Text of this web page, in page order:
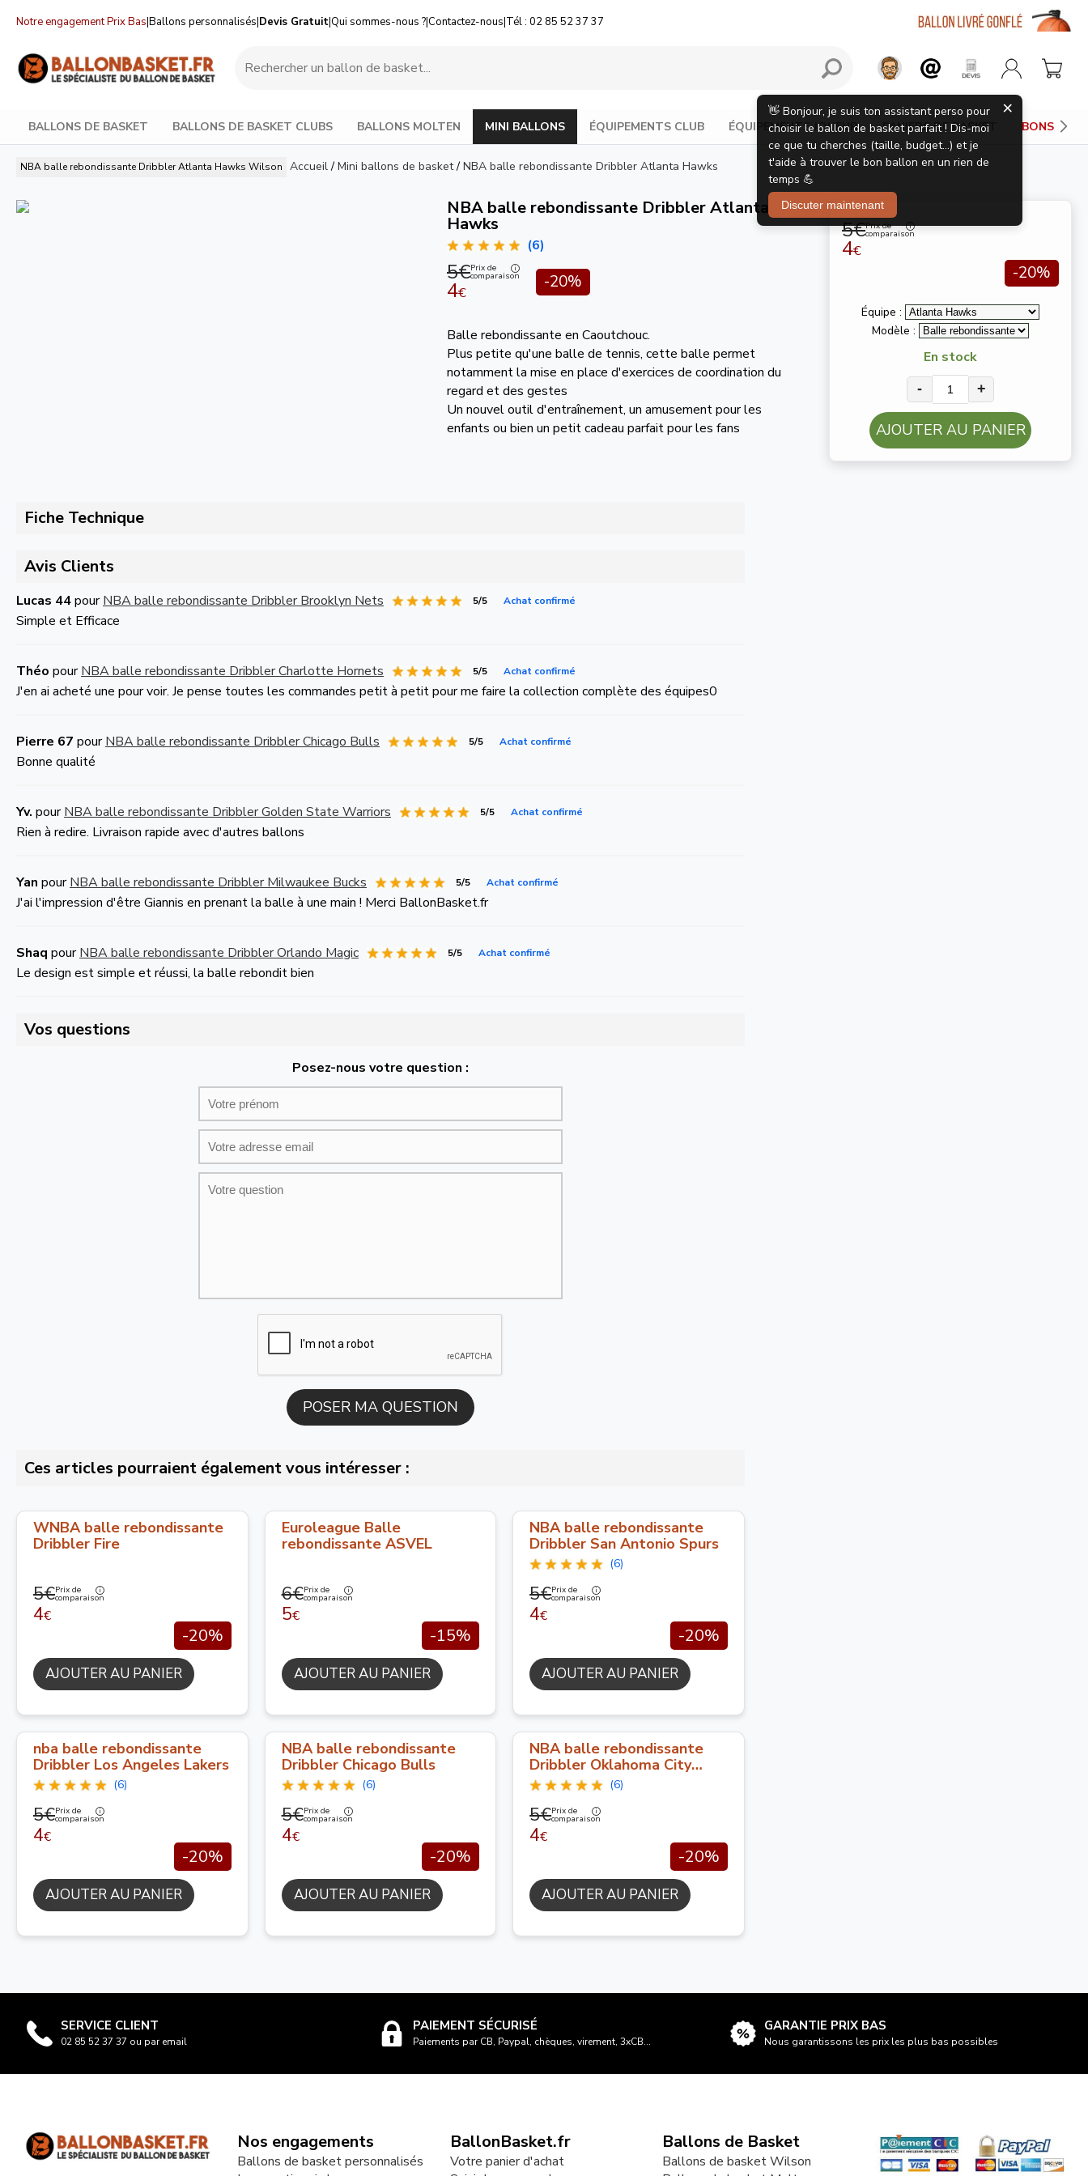
Notre engagement Prix Bas|Ballons personnalisés|Devis Gratuit|Qui sommes-nous ?|Contactez-nous|Tél : 02 85 52 37 37
BALLONS DE BASKET BALLONS DE BASKET CLUBS BALLONS MOLTEN MINI BALLONS ÉQUIPEMENTS CLUB ÉQUIPEMENTS JOUEUR PANIERS DE BASKET BONS
NBA balle rebondissante Dribbler Atlanta Hawks Wilson Accueil / Mini ballons de basket/ NBA balle rebondissante Dribbler Atlanta Hawks
5€Prix de
comparaison
4€
-20%
Équipe :
Modèle :
En stock
- +
AJOUTER AU PANIER
NBA balle rebondissante Dribbler Atlanta
Hawks
(6)
5€Prix de
comparaison
4€ -20%
Balle rebondissante en Caoutchouc.
Plus petite qu'une balle de tennis, cette balle permet
notamment la mise en place d'exercices de coordination du
regard et des gestes
Un nouvel outil d'entraînement, un amusement pour les
enfants ou bien un petit cadeau parfait pour les fans
Fiche Technique
Avis Clients
Lucas 44pourNBA balle rebondissante Dribbler Brooklyn Nets 5/5 Achat confirmé
Simple et Efficace
Théo pourNBA balle rebondissante Dribbler Charlotte Hornets 5/5 Achat confirmé
J'en ai acheté une pour voir. Je pense toutes les commandes petit à petit pour me faire la collection complète des équipes0
Pierre 67 pourNBA balle rebondissante Dribbler Chicago Bulls 5/5 Achat confirmé
Bonne qualité
Yv. pourNBA balle rebondissante Dribbler Golden State Warriors 5/5 Achat confirmé
Rien à redire. Livraison rapide avec d'autres ballons
Yan pourNBA balle rebondissante Dribbler Milwaukee Bucks 5/5 Achat confirmé
J'ai l'impression d'être Giannis en prenant la balle à une main ! Merci BallonBasket.fr
Shaq pourNBA balle rebondissante Dribbler Orlando Magic 5/5 Achat confirmé
Le design est simple et réussi, la balle rebondit bien
Vos questions
Posez-nous votre question :
Ces articles pourraient également vous intéresser :
WNBA balle rebondissante
Dribbler Fire
5€Prix de
comparaison
4€
-20%
AJOUTER AU PANIER
Euroleague Balle
rebondissante ASVEL
6€Prix de
comparaison
5€
-15%
AJOUTER AU PANIER
NBA balle rebondissante
Dribbler San Antonio Spurs
(6)
5€Prix de
comparaison
4€
-20%
AJOUTER AU PANIER
nba balle rebondissante
Dribbler Los Angeles Lakers
(6)
5€Prix de
comparaison
4€
-20%
AJOUTER AU PANIER
NBA balle rebondissante
Dribbler Chicago Bulls
(6)
5€Prix de
comparaison
4€
-20%
AJOUTER AU PANIER
NBA balle rebondissante
Dribbler Oklahoma City
Thunder
(6)
5€Prix de
comparaison
4€
-20%
AJOUTER AU PANIER
SERVICE CLIENT
02 85 52 37 37 ou par email
PAIEMENT SÉCURISÉ
Paiements par CB, Paypal, chèques, virement, 3xCB...
GARANTIE PRIX BAS
Nous garantissons les prix les plus bas possibles
Nos engagements
Ballons de basket personnalisés
BallonBasket.fr
Votre panier d'achat
Ballons de Basket
Ballons de basket Wilson